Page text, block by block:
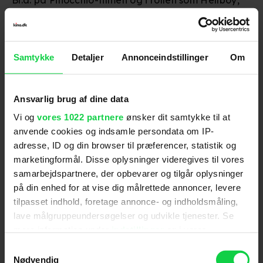
Samtykke Detaljer Annonceindstillinger Om
Ansvarlig brug af dine data
Vi og vores 1022 partnere ønsker dit samtykke til at
anvende cookies og indsamle persondata om IP-
adresse, ID og din browser til præferencer, statistik og
marketingformål. Disse oplysninger videregives til vores
samarbejdspartnere, der opbevarer og tilgår oplysninger
på din enhed for at vise dig målrettede annoncer, levere
tilpasset indhold, foretage annonce- og indholdsmåling,
lave målgruppeundersøgelser og udvikle tjenester. Se
tilbage eller ændre indstillinger fra vores
Nødvendig
1992.
dag 76-årige Ron Perlman skal spille - eller
hvornår filmen har premiere.
Samtidig kan det også meget vel være, at netop
kommende film. Tilbage i oktober luftede del Toro
således, at danskeren var udset til en rolle i hans
næste film - en stop-motion-film, som meget vel
kunne være denne.Instruktøren udtalte følgende
- Jeg elsker Lars! Han er en fuldstændig
enestående skuespiller. Han er en drøm at arbejde
med. Alene hans ansigt … Det rummer så mange
karakterer og nuancer. Faktisk er jeg ved at skrive
en hovedrolle til ham i mit næste stop-motion-